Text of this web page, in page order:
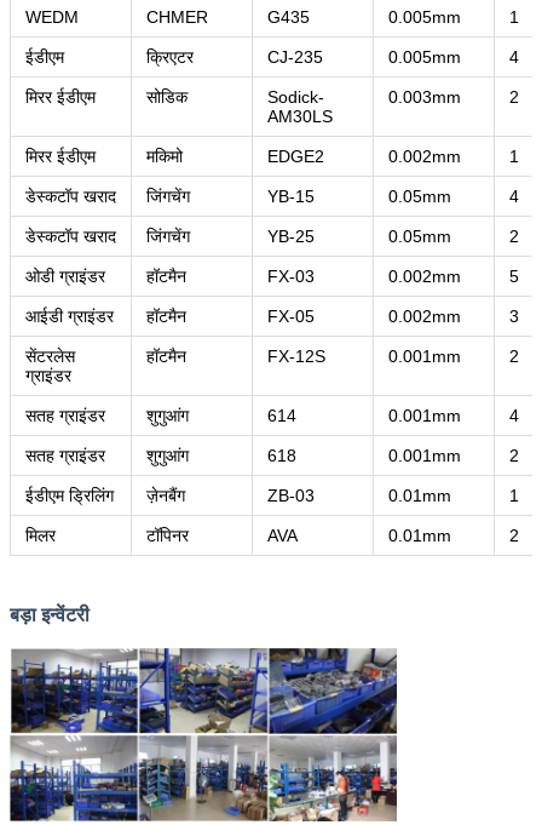
WEDM CHMER G435 0.005mm 1
ईडीएम क्रिएटर CJ-235 0.005mm 4
मिरर ईडीएम सोडिक
Sodick-
AM30LS
0.003mm 2
मिरर ईडीएम मकिमो EDGE2 0.002mm 1
डेस्कटॉप खराद जिंगचेंग YB-15 0.05mm 4
डेस्कटॉप खराद जिंगचेंग YB-25 0.05mm 2
ओडी ग्राइंडर हॉटमैन FX-03 0.002mm 5
आईडी ग्राइंडर हॉटमैन FX-05 0.002mm 3
सेंटरलेस
ग्राइंडर
हॉटमैन FX-12S 0.001mm 2
सतह ग्राइंडर शुगुआंग 614 0.001mm 4
सतह ग्राइंडर शुगुआंग 618 0.001mm 2
ईडीएम ड्रिलिंग ज़ेनबैंग ZB-03 0.01mm 1
मिलर टॉपिनर AVA 0.01mm 2
बड़ा इन्वेंटरी